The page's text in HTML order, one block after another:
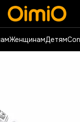
ЖенщинамДетям